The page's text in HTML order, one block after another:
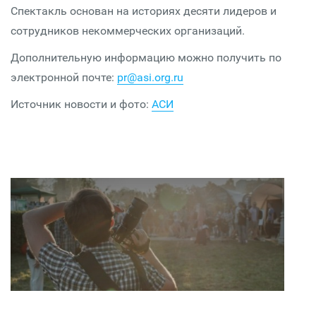
Спектакль основан на историях десяти лидеров и
сотрудников некоммерческих организаций.
Дополнительную информацию можно получить по
электронной почте: pr@asi.org.ru
Источник новости и фото: АСИ